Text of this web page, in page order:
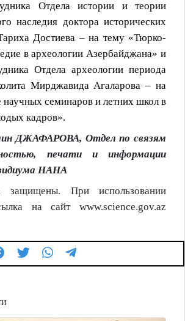
Отдела истории и теории
наследия доктора исторических
Достиева – на тему «Тюрко-
в археологии Азербайджана» и
Отдела археологии периода
Мирджавида Агаларова – на
научных семинаров и летних школ в
кадров».
ДЖАФАРОВА, Отдел по связям
печати и информации
НАНА
При использовании
на сайт www.science.gov.az